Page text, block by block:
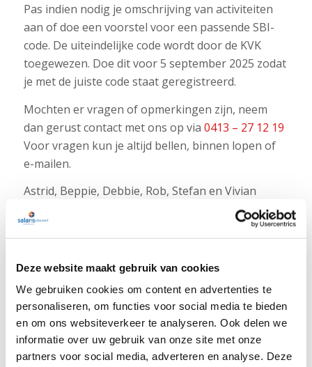
Deze website maakt gebruik van cookies
We gebruiken cookies om content en advertenties te
personaliseren, om functies voor social media te bieden
en om ons websiteverkeer te analyseren. Ook delen we
informatie over uw gebruik van onze site met onze
partners voor social media, adverteren en analyse. Deze
Pas indien nodig je omschrijving van activiteiten
aan of doe een voorstel voor een passende SBI-
code. De uiteindelijke code wordt door de KVK
toegewezen. Doe dit voor 5 september 2025 zodat
je met de juiste code staat geregistreerd.
Mochten er vragen of opmerkingen zijn, neem
dan gerust contact met ons op via 0413 – 27 12 19
Voor vragen kun je altijd bellen, binnen lopen of
e-mailen.
Astrid, Beppie, Debbie, Rob, Stefan en Vivian
Terug naar overzicht
LAATSTE NIEUWS
Nieuwsbrief week 31 Werkkostenregeling bij